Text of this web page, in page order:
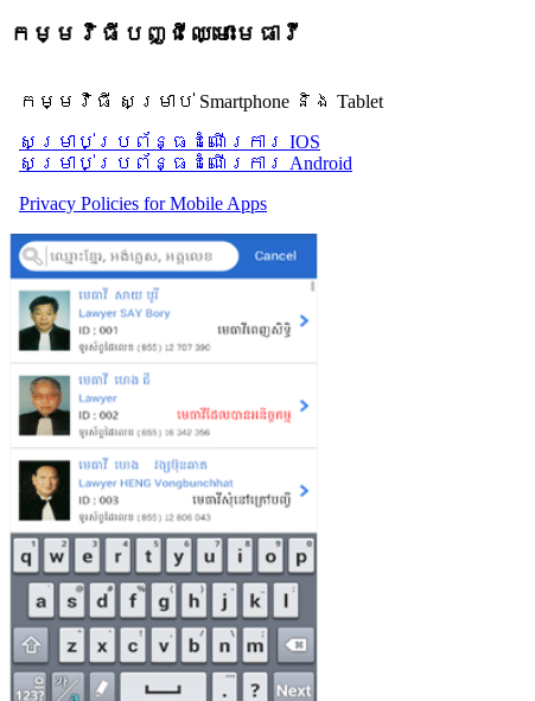
កម្មវិធីបញ្ជីឈ្មោះមេធាវី
កម្មវិធី សម្រាប់ Smartphone និង Tablet
សម្រាប់​ប្រព័ន្ធដំណើរការ IOS
សម្រាប់​ប្រព័ន្ធដំណើរការ Android
Privacy Policies for Mobile Apps